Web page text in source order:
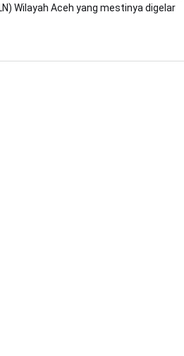
Wilayah Aceh yang mestinya digelar